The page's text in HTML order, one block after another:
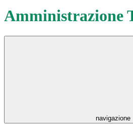
Amministrazione
navigazione